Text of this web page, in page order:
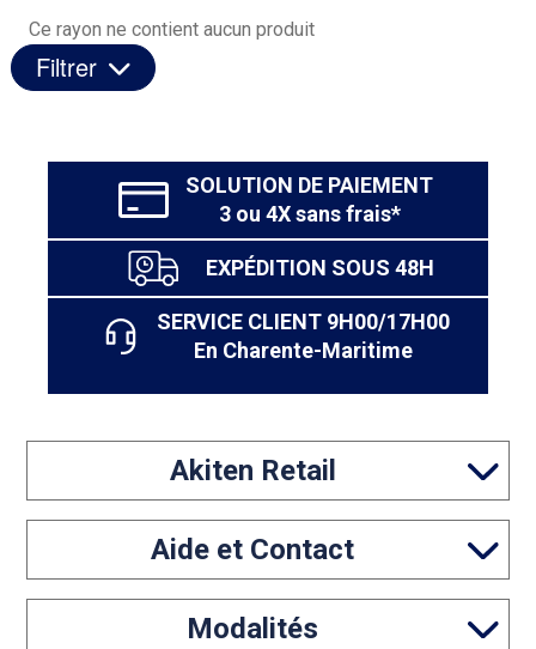
Ce rayon ne contient aucun produit
Filtrer
SOLUTION DE PAIEMENT
3 ou 4X sans frais*
EXPÉDITION SOUS 48H
SERVICE CLIENT 9H00/17H00
En Charente-Maritime
Akiten Retail
Aide et Contact
Modalités